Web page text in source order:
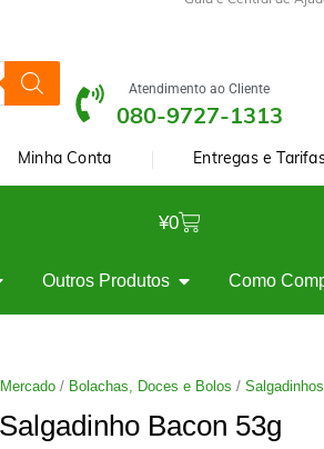
Atendimento ao Cliente
080-9727-1313
Minha Conta Entregas e
¥0
Outros Produtos Como
Mercado / Bolachas, Doces e Bolos / Salgadinhos
Bacon 53g